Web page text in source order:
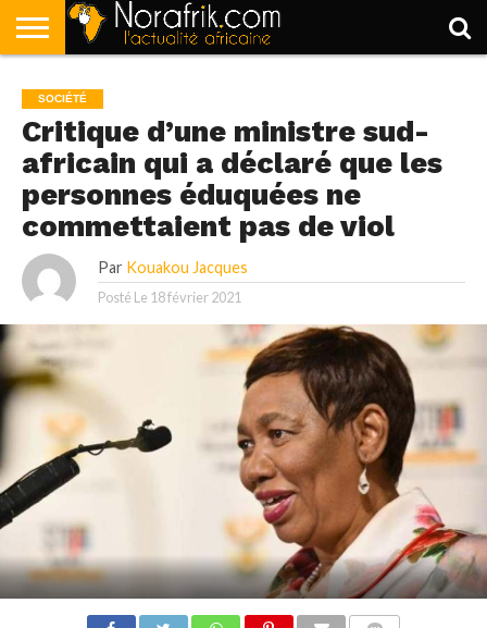
POLITIQUE
SOCIÉTÉ
ECONOMIE
SPORT
LIFESTYLE
SOCIÉTÉ
Critique d’une ministre sud-
africain qui a déclaré que les
personnes éduquées ne
commettaient pas de viol
Par Kouakou Jacques
Posté Le 18 février 2021